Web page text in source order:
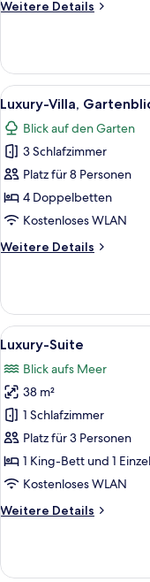
Weitere Details
Weitere
Garden
Alle
Fotos
für
Luxury-
Villa,
Gartenblick,
Annex
20
Luxury-Villa,
Blick auf den Garten
3 Schlafzimmer
Platz für 8 Personen
4 Doppelbetten
Kostenloses WLAN
Weitere Details
Weitere
Villa,
Gartenblick,
Annex
Alle
Fotos
für
Luxury-
Suite
anzeigen
5
Luxury-Suite
Blick aufs Meer
38 m²
1 Schlafzimmer
Platz für 3 Personen
1 King-Bett und 1
Kostenloses WLAN
Weitere Details
Weitere
Suite